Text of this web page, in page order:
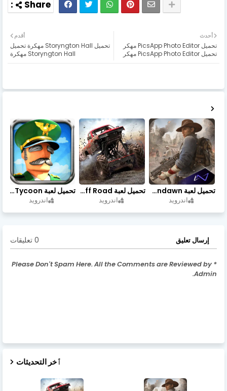
أحدث
تحميل PicsApp Photo Editor مهكر
تحميل PicsApp Photo Editor مهكر
أقدم
تحميل Storyngton Hall مهكرة تحميل
Storyngton Hall مهكرة
تحميل لعبة Undawn مهكرة للأندرويد أخر إصدار | تحميل مباشر + موارد غير محدودة
اندرويد
تحميل لعبة Trucks Off Road مهكرة اخر اصدار
اندرويد
تحميل لعبة Idle Military SCH Tycoon مهكرة آخر إصدار
اندرويد
إرسال تعليق 0 تعليقات
* Please Don't Spam Here. All the Comments are Reviewed by
Admin.
ٱخر التحديثات